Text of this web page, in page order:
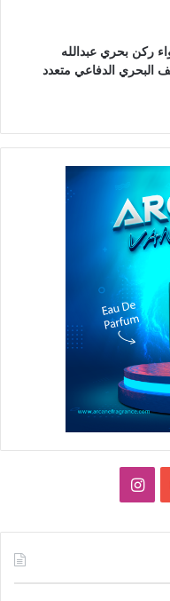
ركن بحري عبدالله
البحري الدفاعي متعدد
يوتيوبانستقرام